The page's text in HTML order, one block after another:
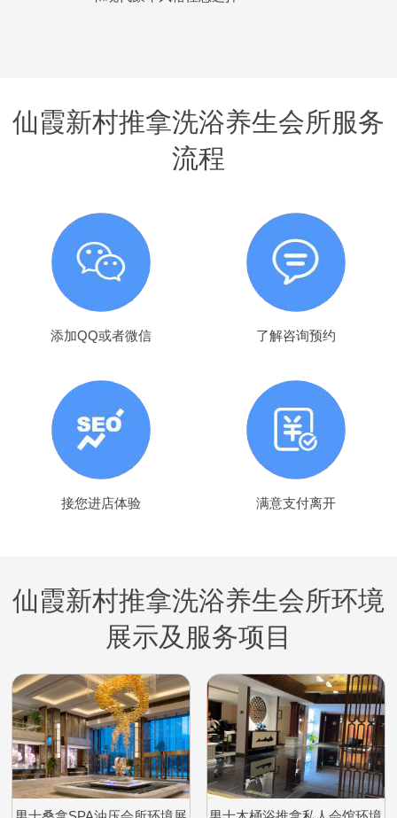
仙霞新村推拿洗浴养生会所服务
流程
添加QQ或者微信 了解咨询预约
接您进店体验 满意支付离开
仙霞新村推拿洗浴养生会所环境
展示及服务项目